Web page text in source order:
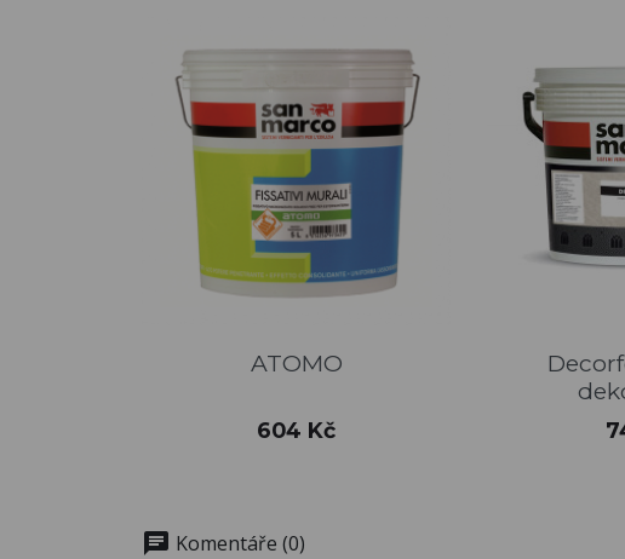
Rychlý náhled
ATOMO
Cena
604 Kč
chat Komentáře (0)